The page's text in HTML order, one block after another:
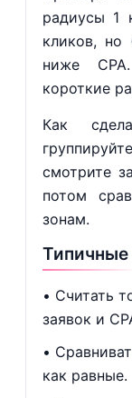
радиусы
кликов, но
ниже
короткие
Как
смотрите
потом
зонам.
Считать
заявок и
как равные.